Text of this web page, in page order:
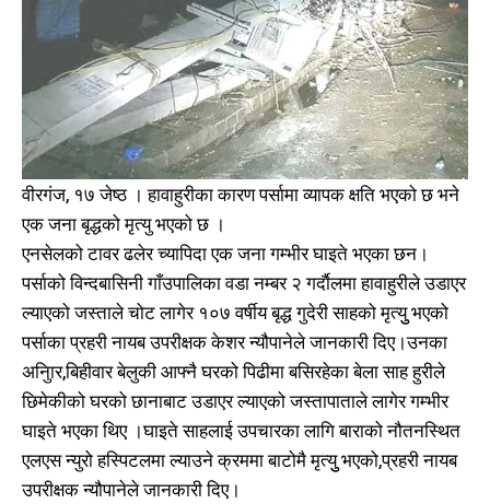
वीरगंज, १७ जेष्ठ । हावाहुरीका कारण पर्सामा व्यापक क्षति भएको छ भने
एक जना बृद्धको मृत्यु भएको छ ।
एनसेलको टावर ढलेर च्यापिदा एक जना गम्भीर घाइते भएका छन।
पर्साको विन्दबासिनी गाँउपालिका वडा नम्बर २ गर्दाैलमा हावाहुरीले उडाएर
ल्याएको जस्ताले चोट लागेर १०७ वर्षीय बृद्ध गुदेरी साहको मृत्युु भएको
पर्साका प्रहरी नायब उपरीक्षक केशर न्यौपानेले जानकारी दिए।उनका
अनुिार,बिहीवार बेलुकी आफ्नै घरको पिढीमा बसिरहेका बेला साह हुरीले
छिमेकीको घरको छानाबाट उडाएर ल्याएको जस्तापाताले लागेर गम्भीर
घाइते भएका थिए ।घाइते साहलाई उपचारका लागि बाराको नौतनस्थित
एलएस न्युरो हस्पिटलमा ल्याउने क्रममा बाटोमै मृत्युु भएको,प्रहरी नायब
उपरीक्षक न्यौपानेले जानकारी दिए।